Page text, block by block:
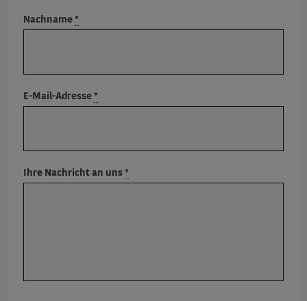
Nachname *
E-Mail-Adresse *
Ihre Nachricht an uns *